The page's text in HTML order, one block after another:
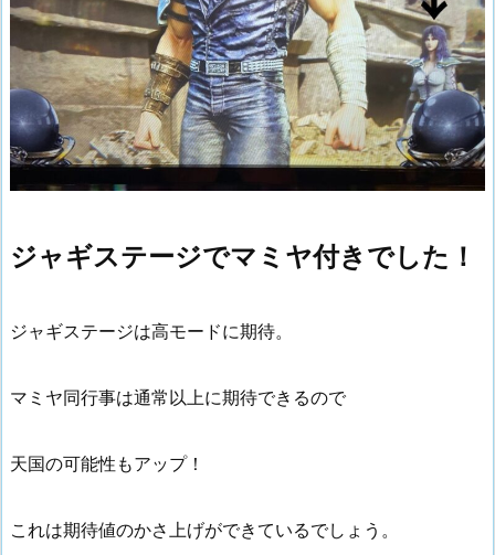
ジャギステージでマミヤ付きでした！
ジャギステージは高モードに期待。
マミヤ同行事は通常以上に期待できるので
天国の可能性もアップ！
これは期待値のかさ上げができているでしょう。